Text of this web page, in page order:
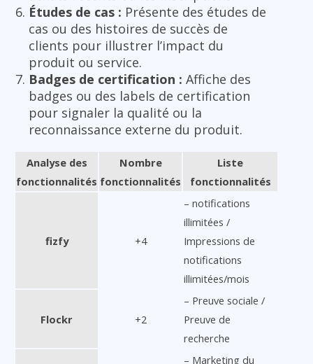
Études de cas : Présente des études de
cas ou des histoires de succès de
clients pour illustrer l’impact du
produit ou service.
Badges de certification : Affiche des
badges ou des labels de certification
pour signaler la qualité ou la
reconnaissance externe du produit.
Analyse des
fonctionnalités
Nombre
fonctionnalités
Liste
fonctionnalités
fizfy +4
– notifications
illimitées /
Impressions de
notifications
illimitées/mois
Flockr +2
– Preuve sociale /
Preuve de
recherche
– Marketing du